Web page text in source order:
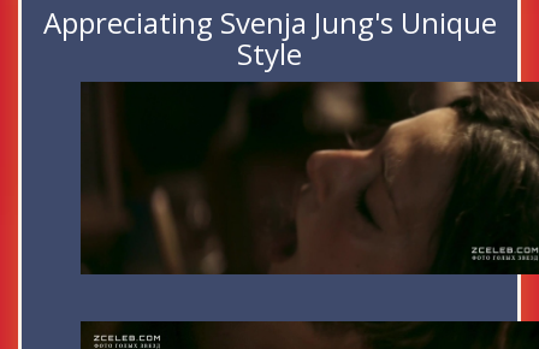
Appreciating Svenja Jung's Unique
Style